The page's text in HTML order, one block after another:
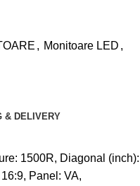
, Monitoare LED ,
& DELIVERY
1500R, Diagonal (inch):
Panel: VA,